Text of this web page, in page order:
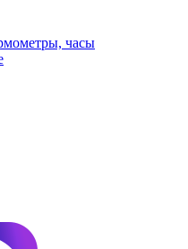
часы